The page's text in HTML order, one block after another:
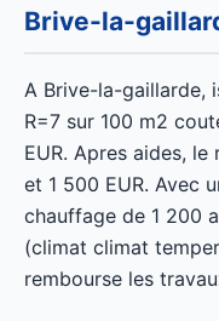
Brive-la-
A Brive-la-gaillarde,
R=7 sur 100 m2
EUR. Apres aides,
et 1 500 EUR. Avec
chauffage de 1 200
(climat climat
rembourse les